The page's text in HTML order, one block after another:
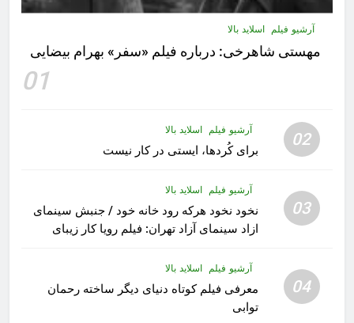
آرشیو فیلم اسلاید بالا
مهستى شاهرخى:‌ درباره فيلم «سفر» بهرام بیضایی
01
02 آرشیو فیلم اسلاید بالا
برای کُردها، ایستی در کار نیست
03
آرشیو فیلم اسلاید بالا
نخود نخود هرکه رود خانه خود / جنبش سینمای
ازاد سینمای آزاد تهران: فیلم رویا کار زیبای
04
آرشیو فیلم اسلاید بالا
معرفی فیلم کوتاه دنیای دیگر ساخته رحمان
توابی